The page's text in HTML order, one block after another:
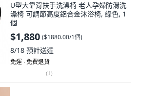
U型大靠背扶手洗澡椅 老人孕婦防滑洗
澡椅 可調節高度鋁合金沐浴椅, 綠色, 1
個
$1,880 ($1880.00/1個)
8/18 預計送達
免運 ∙ 免費退貨
(1)